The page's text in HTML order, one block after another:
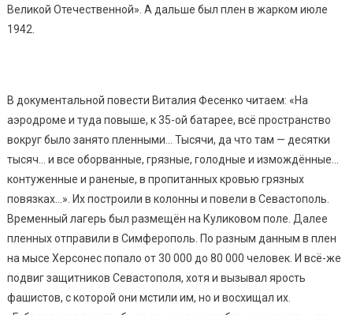
Великой Отечественной». А дальше был плен в жарком июле
1942.
В документальной повести Виталия Фесенко читаем: «На
аэродроме и туда повыше, к 35-ой батарее, всё пространство
вокруг было занято пленными… Тысячи, да что там — десятки
тысяч… и все оборванные, грязные, голодные и измождённые…
контуженные и раненые, в пропитанных кровью грязных
повязках…». Их построили в колонны и повели в Севастополь.
Временный лагерь был размещён на Куликовом поле. Далее
пленных отправили в Симферополь. По разным данным в плен
на мысе Херсонес попало от 30 000 до 80 000 человек. И всё-же
подвиг защитников Севастополя, хотя и вызывал ярость
фашистов, с которой они мстили им, но и восхищал их.